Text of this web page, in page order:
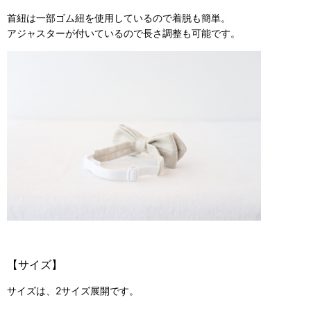
首紐は一部ゴム紐を使用しているので着脱も簡単。
アジャスターが付いているので長さ調整も可能です。
【サイズ】
サイズは、2サイズ展開です。